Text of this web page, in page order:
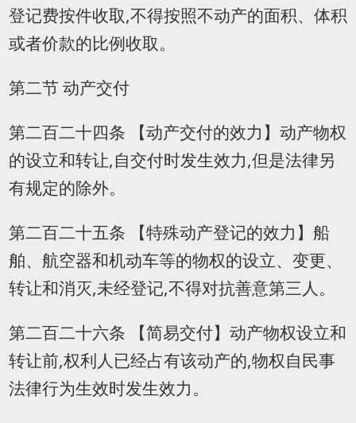
登记费按件收取,不得按照不动产的面积、体积
或者价款的比例收取。
第二节 动产交付
第二百二十四条 【动产交付的效力】动产物权
的设立和转让,自交付时发生效力,但是法律另
有规定的除外。
第二百二十五条 【特殊动产登记的效力】船
舶、航空器和机动车等的物权的设立、变更、
转让和消灭,未经登记,不得对抗善意第三人。
第二百二十六条 【简易交付】动产物权设立和
转让前,权利人已经占有该动产的,物权自民事
法律行为生效时发生效力。